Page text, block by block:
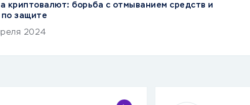
криптовалют: борьба с отмыванием средств и
защите
2024